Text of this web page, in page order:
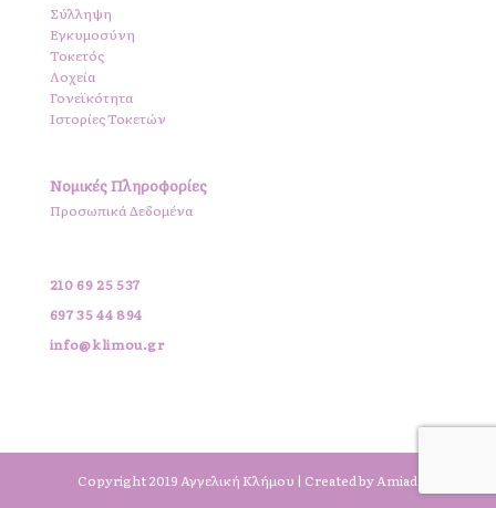
Σύλληψη
Εγκυμοσύνη
Τοκετός
Λοχεία
Γονεϊκότητα
Ιστορίες Τοκετών
Νομικές Πληροφορίες
Προσωπικά Δεδομένα
210 69 25 537
697 35 44 894
info@klimou.gr
Copyright 2019 Αγγελική Κλήμου | Created by Amiad